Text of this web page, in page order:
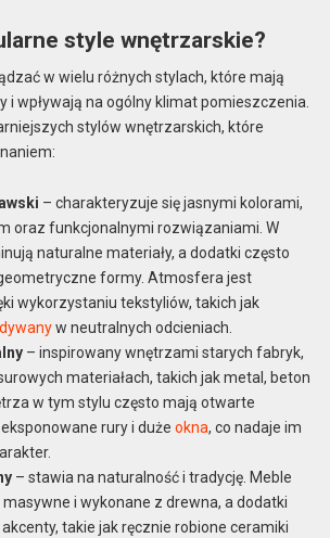
style wnętrzarskie?
w wielu różnych stylach, które mają
i wpływają na ogólny klimat pomieszczenia.
stylów wnętrzarskich, które
– charakteryzuje się jasnymi kolorami,
oraz funkcjonalnymi rozwiązaniami. W
naturalne materiały, a dodatki często
formy. Atmosfera jest
wykorzystaniu tekstyliów, takich jak
dywanyw neutralnych odcieniach.
– inspirowany wnętrzami starych fabryk,
materiałach, takich jak metal, beton
w tym stylu często mają otwarte
rury i duże okna, co nadaje im
– stawia na naturalność i tradycję. Meble
i wykonane z drewna, a dodatki
takie jak ręcznie robione ceramiki